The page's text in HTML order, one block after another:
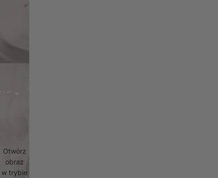
Otwórz
obraz
w trybie